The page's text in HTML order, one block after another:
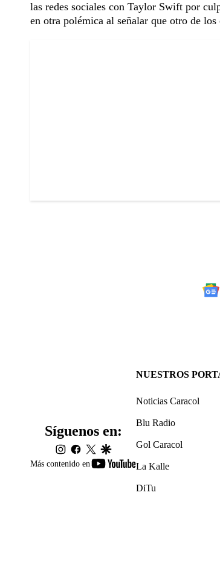
las redes sociales con Taylor Swift por
en otra polémica al señalar que otro de
Más contenido en
youtube-
Síguenos en:
instagram
facebook
twittergoogle
NUESTROS
Noticias Caracol
Blu Radio
Gol Caracol
La Kalle
DiTu